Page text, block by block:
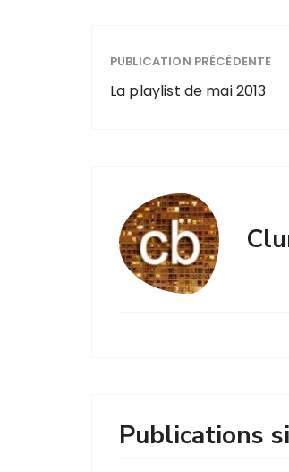
PUBLICATION PRÉCÉDENTE
La playlist de mai 2013
Publications